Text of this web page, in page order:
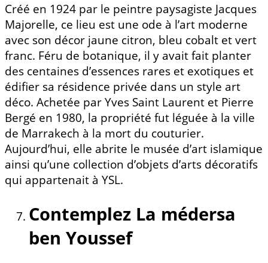
Créé en 1924 par le peintre paysagiste Jacques
Majorelle, ce lieu est une ode à l’art moderne
avec son décor jaune citron, bleu cobalt et vert
franc. Féru de botanique, il y avait fait planter
des centaines d’essences rares et exotiques et
édifier sa résidence privée dans un style art
déco. Achetée par Yves Saint Laurent et Pierre
Bergé en 1980, la propriété fut léguée à la ville
de Marrakech à la mort du couturier.
Aujourd’hui, elle abrite le musée d’art islamique
ainsi qu’une collection d’objets d’arts décoratifs
qui appartenait à YSL.
Contemplez La médersa
ben Youssef